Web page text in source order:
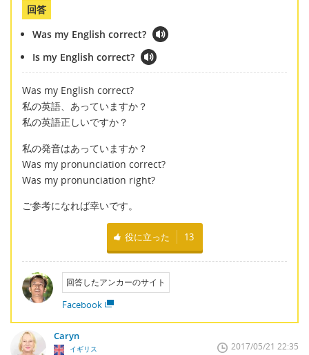
回答
Was my English correct?
Is my English correct?
Was my English correct?
私の英語、あっていますか？
私の英語正しいですか？
私の発音はあっていますか？
Was my pronunciation correct?
Was my pronunciation right?
ご参考になれば幸いです。
役に立った 13
回答したアンカーのサイト
Facebook
Caryn
イギリス 2017/05/21 22:35